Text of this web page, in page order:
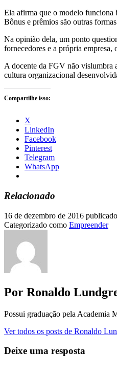
Ela afirma que o modelo funciona
Bônus e prêmios são outras
Na opinião dela, um ponto
fornecedores e a própria empresa,
A docente da FGV não vislumbra
cultura organizacional
Compartilhe isso:
X
LinkedIn
Facebook
Pinterest
Telegram
WhatsApp
Relacionado
16 de dezembro de 2016 publicado
Categorizado como Empreender
Por Ronaldo
Possui graduação pela Academia
Ver todos os posts de Ronaldo
Deixe uma resposta